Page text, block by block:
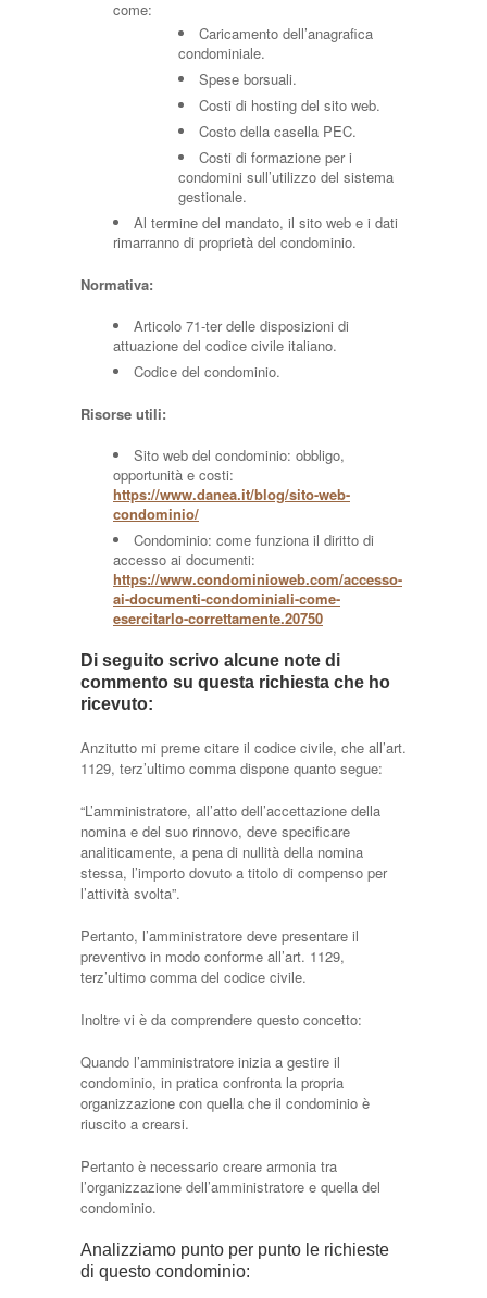
come:
Caricamento dell’anagrafica
condominiale.
Spese borsuali.
Costi di hosting del sito web.
Costo della casella PEC.
Costi di formazione per i
condomini sull’utilizzo del sistema
gestionale.
Al termine del mandato, il sito web e i dati
rimarranno di proprietà del condominio.
Normativa:
Articolo 71-ter delle disposizioni di
attuazione del codice civile italiano.
Codice del condominio.
Risorse utili:
Sito web del condominio: obbligo,
opportunità e costi:
https://www.danea.it/blog/sito-web-
condominio/
Condominio: come funziona il diritto di
accesso ai documenti:
https://www.condominioweb.com/accesso-
ai-documenti-condominiali-come-
esercitarlo-correttamente.20750
Di seguito scrivo alcune note di
commento su questa richiesta che ho
ricevuto:
Anzitutto mi preme citare il codice civile, che all’art.
1129, terz’ultimo comma dispone quanto segue:
“L’amministratore, all’atto dell’accettazione della
nomina e del suo rinnovo, deve specificare
analiticamente, a pena di nullità della nomina
stessa, l’importo dovuto a titolo di compenso per
l’attività svolta”.
Pertanto, l’amministratore deve presentare il
preventivo in modo conforme all’art. 1129,
terz’ultimo comma del codice civile.
Inoltre vi è da comprendere questo concetto:
Quando l’amministratore inizia a gestire il
condominio, in pratica confronta la propria
organizzazione con quella che il condominio è
riuscito a crearsi.
Pertanto è necessario creare armonia tra
l’organizzazione dell’amministratore e quella del
condominio.
Analizziamo punto per punto le richieste
di questo condominio: